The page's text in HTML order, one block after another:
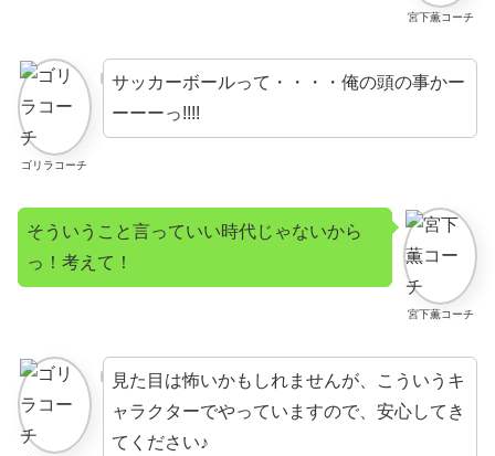
宮下薫コーチ
ゴリラコーチ
サッカーボールって・・・・俺の頭の事かー
ーーーっ!!!!
宮下薫コーチ
そういうこと言っていい時代じゃないから
っ！考えて！
見た目は怖いかもしれませんが、こういうキ
ャラクターでやっていますので、安心してき
てください♪